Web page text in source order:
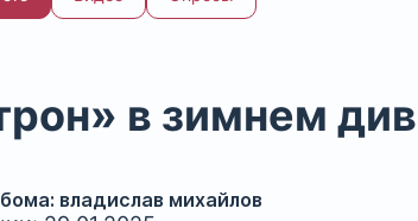
в зимнем
владислав михайлов